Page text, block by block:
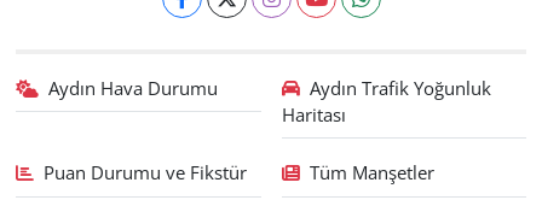
Aydın Hava Durumu
Aydın Trafik Yoğunluk
Haritası
Puan Durumu ve Fikstür Tüm Manşetler